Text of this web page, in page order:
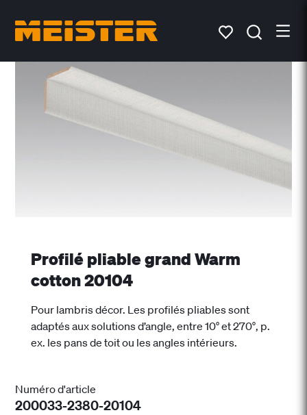
Profilé pliable grand Warm
cotton 20104
Pour lambris décor. Les profilés pliables sont
adaptés aux solutions d’angle, entre 10° et 270°, p.
ex. les pans de toit ou les angles intérieurs.
Numéro d'article
200033-2380-20104